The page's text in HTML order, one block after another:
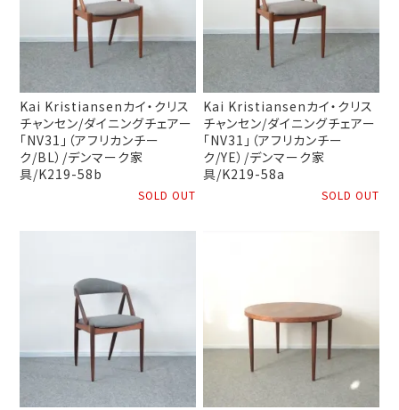
Kai Kristiansenカイ・クリス
チャンセン/ダイニングチェアー
「NV31」（アフリカンチー
ク/BL）/デンマーク家
具/K219-58b
SOLD OUT
Kai Kristiansenカイ・クリス
チャンセン/ダイニングチェアー
「NV31」（アフリカンチー
ク/YE）/デンマーク家
具/K219-58a
SOLD OUT